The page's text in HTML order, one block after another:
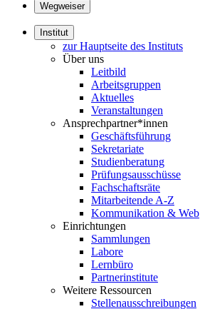
Wegweiser
Institut
zur Hauptseite des Instituts
Über uns
Leitbild
Arbeitsgruppen
Aktuelles
Veranstaltungen
Ansprechpartner*innen
Geschäftsführung
Sekretariate
Studienberatung
Prüfungsausschüsse
Fachschaftsräte
Mitarbeitende A-Z
Kommunikation & Web
Einrichtungen
Sammlungen
Labore
Lernbüro
Partnerinstitute
Weitere Ressourcen
Stellenausschreibungen